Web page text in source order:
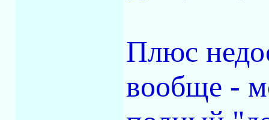
Плюс
вообще -